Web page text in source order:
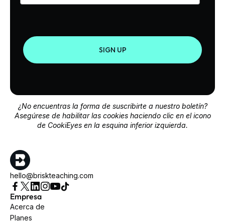
SIGN UP
¿No encuentras la forma de suscribirte a nuestro boletín?
Asegúrese de habilitar las cookies haciendo clic en el icono
de CookiEyes en la esquina inferior izquierda.
hello@briskteaching.com
Empresa
Acerca de
Planes